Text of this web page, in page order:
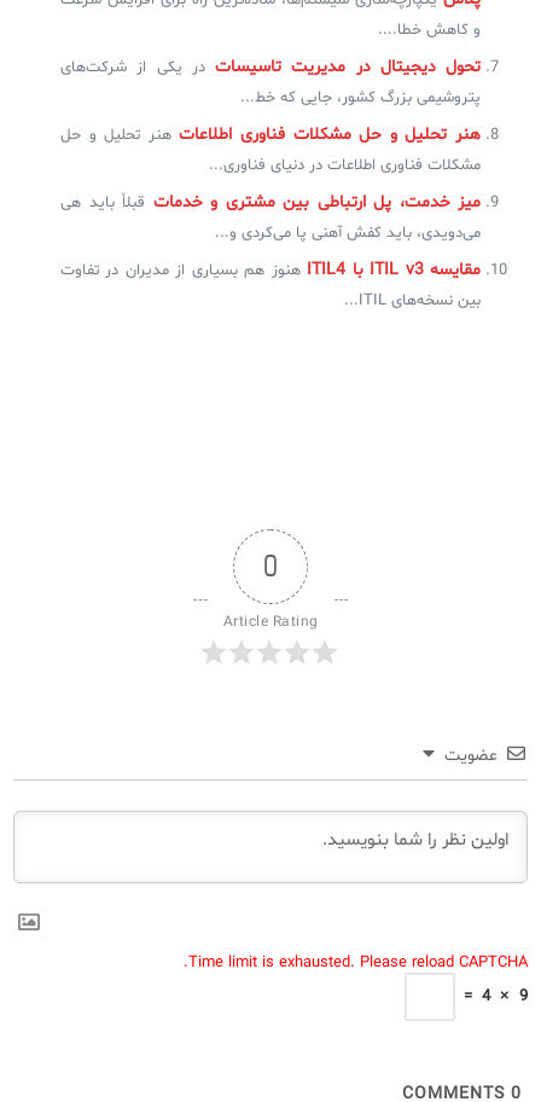
و کاهش خطا....
تحول دیجیتال در مدیریت تاسیسات در یکی از شرکت‌های
پتروشیمی بزرگ کشور، جایی که خط...
هنر تحلیل و حل مشکلات فناوری اطلاعات هنر تحلیل و حل
مشکلات فناوری اطلاعات در دنیای فناوری...
میز خدمت، پل ارتباطی بین مشتری و خدمات قبلاً باید هی
می‌دویدی، باید کفش آهنی پا می‌کردی و...
مقایسه ITIL v3 با ITIL4
هنوز هم بسیاری از مدیران در تفاوت
بین نسخه‌های ITIL...
0
Article Rating
عضویت
Time limit is exhausted. Please reload CAPTCHA.
9
×
4
=
0